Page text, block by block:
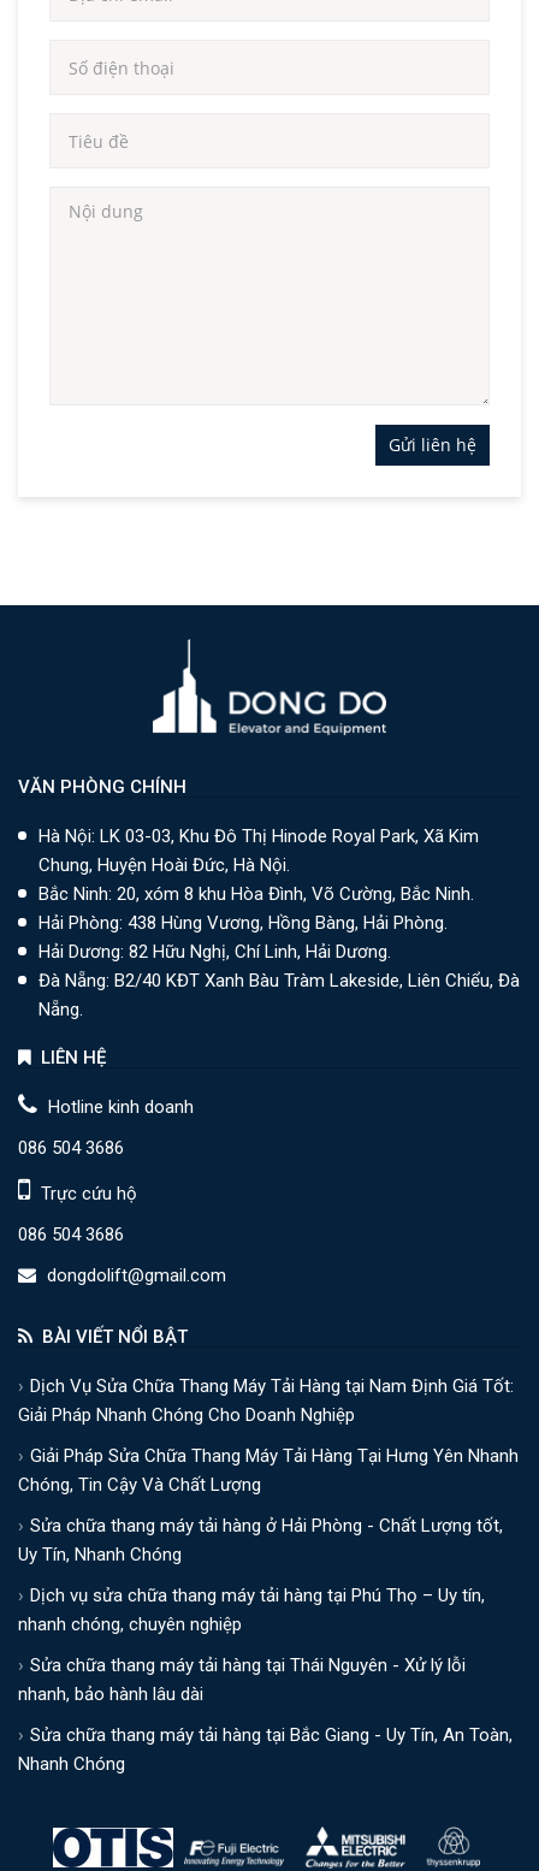
Gửi liên hệ
VĂN PHÒNG CHÍNH
Hà Nội: LK 03-03, Khu Đô Thị Hinode Royal Park, Xã Kim
Chung, Huyện Hoài Đức, Hà Nội.
Bắc Ninh: 20, xóm 8 khu Hòa Đình, Võ Cường, Bắc Ninh.
Hải Phòng: 438 Hùng Vương, Hồng Bàng, Hải Phòng.
Hải Dương: 82 Hữu Nghị, Chí Linh, Hải Dương.
Đà Nẵng: B2/40 KĐT Xanh Bàu Tràm Lakeside, Liên Chiểu, Đà
Nẵng.
LIÊN HỆ
Hotline kinh doanh
086 504 3686
Trực cứu hộ
086 504 3686
dongdolift@gmail.com
BÀI VIẾT NỔI BẬT
Dịch Vụ Sửa Chữa Thang Máy Tải Hàng tại Nam Định Giá Tốt:
Giải Pháp Nhanh Chóng Cho Doanh Nghiệp
Giải Pháp Sửa Chữa Thang Máy Tải Hàng Tại Hưng Yên Nhanh
Chóng, Tin Cậy Và Chất Lượng
Sửa chữa thang máy tải hàng ở Hải Phòng - Chất Lượng tốt,
Uy Tín, Nhanh Chóng
Dịch vụ sửa chữa thang máy tải hàng tại Phú Thọ – Uy tín,
nhanh chóng, chuyên nghiệp
Sửa chữa thang máy tải hàng tại Thái Nguyên - Xử lý lỗi
nhanh, bảo hành lâu dài
Sửa chữa thang máy tải hàng tại Bắc Giang - Uy Tín, An Toàn,
Nhanh Chóng